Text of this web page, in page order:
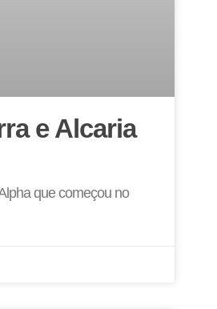
e Alcaria
que começou no